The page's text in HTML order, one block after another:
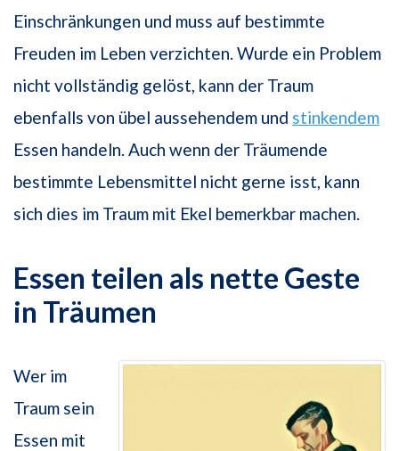
Einschränkungen und muss auf bestimmte
Freuden im Leben verzichten. Wurde ein Problem
nicht vollständig gelöst, kann der Traum
ebenfalls von übel aussehendem und stinkendem
Essen handeln. Auch wenn der Träumende
bestimmte Lebensmittel nicht gerne isst, kann
sich dies im Traum mit Ekel bemerkbar machen.
Essen teilen als nette Geste
in Träumen
Wer im
Traum sein
Essen mit